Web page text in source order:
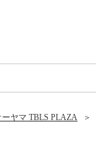
ーヤマ TBLS PLAZA